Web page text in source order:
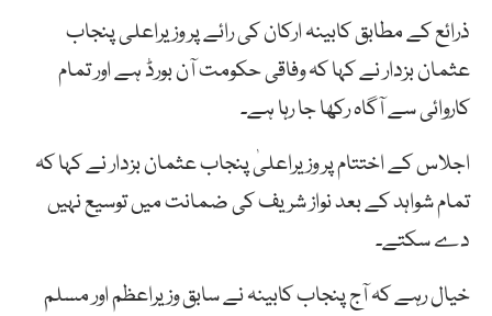
ذرائع کے مطابق کابینہ ارکان کی رائے پر وزیراعلی پنجاب
عثمان بزدار نے کہا کہ وفاقی حکومت آن بورڈ ہے اور تمام
کاروائی سے آگاہ رکھا جا رہا ہے۔
اجلاس کے اختتام پر وزیراعلیٰ پنجاب عثمان بزدار نے کہا کہ
تمام شواہد کے بعد نواز شریف کی ضمانت میں توسیع نہیں
دے سکتے۔
خیال رہے کہ آج پنجاب کابینہ نے سابق وزیراعظم اور مسلم